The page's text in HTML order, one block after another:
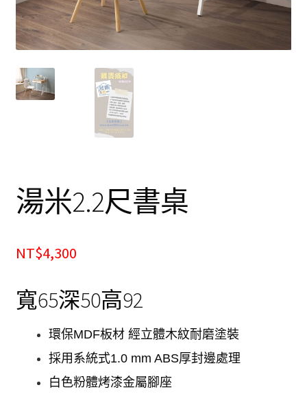
鞋櫃
電視櫃&長櫃
餐廰系列
臥室系列
床墊&彈簧床
雙層床&子母床
床頭箱/床頭片
湯米2.2尺書桌
NT$4,300
寬65深50高92
環保MDF板材 經立體木紋耐磨塗裝
採用系統式1.0 mm ABS厚封邊處理
白色粉體烤漆金屬腳座